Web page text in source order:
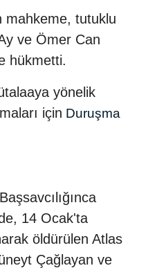
mahkeme, tutuklu
ve Ömer Can
hükmetti.
yönelik
için Duruşma
14 Ocak'ta
öldürülen Atlas
Çağlayan ve